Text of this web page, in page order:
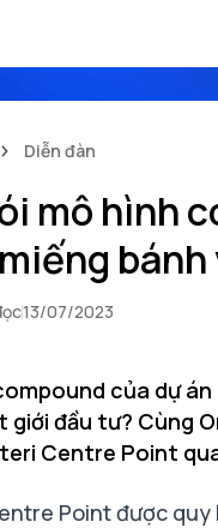
Diễn đàn
mô hình
13/07/2023
của dự
đầu tư? Cùng
Centre Point
Point được